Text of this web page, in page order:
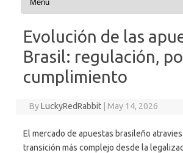
Evolución de las
Brasil: regulación,
cumplimiento
ByLuckyRedRabbit May 14, 2026
El mercado de apuestas brasileño
transición más complejo desde la